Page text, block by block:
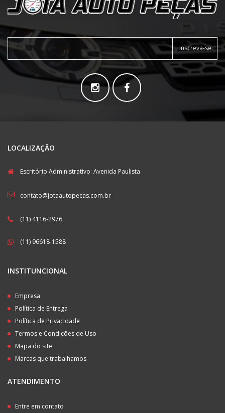
Inscreva-se
LOCALIZAÇÃO
Escritório Administrativo: Avenida Paulista
contato@jotaautopecas.com.br
(11) 4116-2976
(11) 96618-1588
INSTITUNCIONAL
Empresa
Política de Entrega
Política de Privacidade
Termos e Condições de Uso
Mapa do site
Marcas que trabalhamos
ATENDIMENTO
Entre em contato